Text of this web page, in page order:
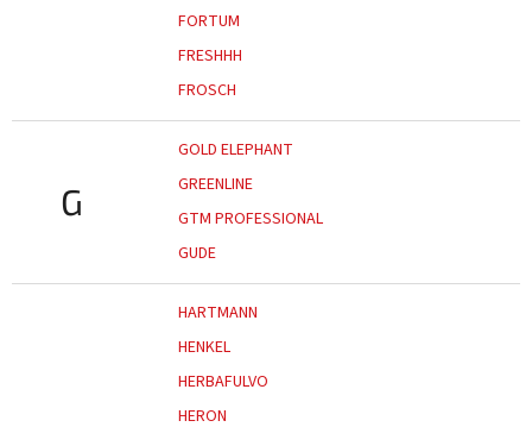
FORTUM
FRESHHH
FROSCH
G
GOLD ELEPHANT
GREENLINE
GTM PROFESSIONAL
GUDE
HARTMANN
HENKEL
HERBAFULVO
HERON